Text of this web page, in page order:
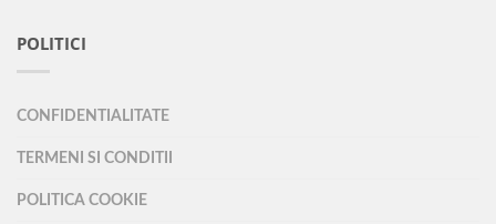
POLITICI
CONFIDENTIALITATE
TERMENI SI CONDITII
POLITICA COOKIE